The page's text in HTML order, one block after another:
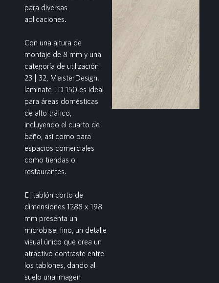
para diversas
aplicaciones.
Con una altura de
montaje de 8 mm y una
categoría de utilización
23 | 32, MeisterDesign.
laminate LD 150 es ideal
para áreas domésticas
de alto tráfico,
incluyendo el cuarto de
baño, así como para
espacios comerciales
como tiendas o
restaurantes.
El tablón corto de
dimensiones 1288 x 198
mm presenta un
microbisel fino, un detalle
visual único que crea un
atractivo contraste entre
los tablones, dando al
suelo una imagen